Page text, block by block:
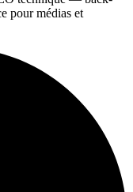
pour médias et